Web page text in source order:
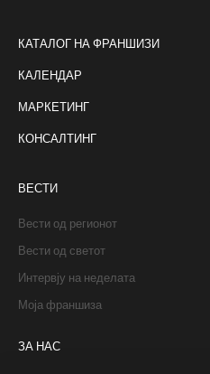
КАТАЛОГ НА ФРАНШИЗИ
КАЛЕНДАР
МАРКЕТИНГ
КОНСАЛТИНГ
ВЕСТИ
Вести од регионот
Вести од светот
Интервју на неделата
Моја франшиза
ЗА НАС